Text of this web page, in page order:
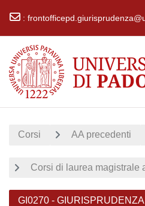
:
Corsi AA precedenti
Corsi di laurea magistrale
GI0270 -